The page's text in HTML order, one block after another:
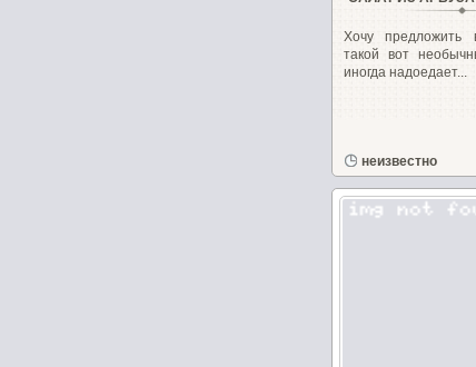
Хочу предложить
такой вот
иногда надоедает...
неизвестно